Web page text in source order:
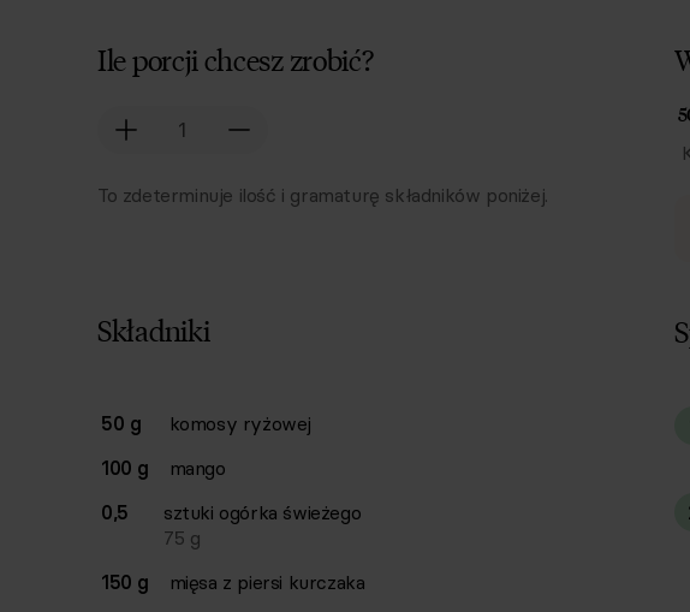
Ile porcji chcesz zrobić?
To zdeterminuje ilość i gramaturę składników poniżej.
Składniki
Lista składników przepisu z ilościami i wagami
Ilość Składnik
50 g
komosy ryżowej
100 g
mango
0,5
sztuki ogórka świeżego
75 g
150 g
mięsa z piersi kurczaka